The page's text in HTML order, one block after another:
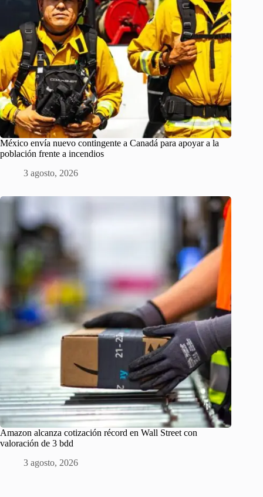
México envía nuevo contingente a Canadá para apoyar a la
población frente a incendios
3 agosto, 2026
Amazon alcanza cotización récord en Wall Street con
valoración de 3 bdd
3 agosto, 2026